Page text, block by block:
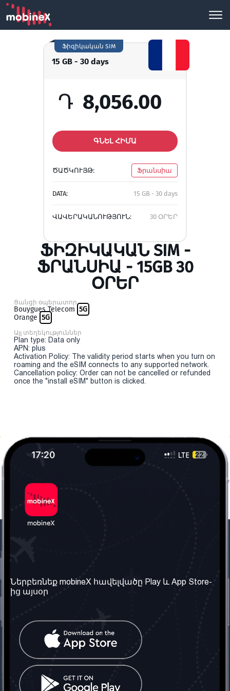
15 GB - 30 days
Ֆիզիկական SIM
Դ 8,056.00
ԳՆԵԼ ՀԻՄԱ
ԾԱԾԿՈՒՅԹ: Ֆրանսիա
DATA: 15 GB - 30 days
ՎԱՎԵՐԱԿԱՆՈՒԹՅՈՒՆ: 30 ՕՐԵՐ
ՖԻԶԻԿԱԿԱՆ SIM -
ՖՐԱՆՍԻԱ - 15GB 30
ՕՐԵՐ
Ցանցի օպերատոր
Bouygues Telecom 5G
Orange 5G
Այլ տեղեկություններ
Plan type: Data only
APN: plus
Activation Policy: The validity period starts when you turn on
roaming and the eSIM connects to any supported network.
Cancellation policy: Order can not be cancelled or refunded
once the "install eSIM" button is clicked.
Մեր մասին
Մեր ծառայությունները
Պայմաններ և դրույթներ
Հաճախ տրվող հարցեր
Կապ մեզ հետ
Միացյալ
Թագավորություն: Մենք
Տարածել
սոցիալական
ցանցում
Ներբեռնեք mobineX հավելվածը Play և App Store-
ից այսօր